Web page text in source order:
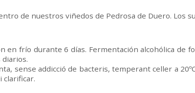
de nuestros viñedos de Pedrosa de Duero. Los
en frío durante 6 días. Fermentación alcohólica de
sense addicció de bacteris, temperant celler a
clarificar.